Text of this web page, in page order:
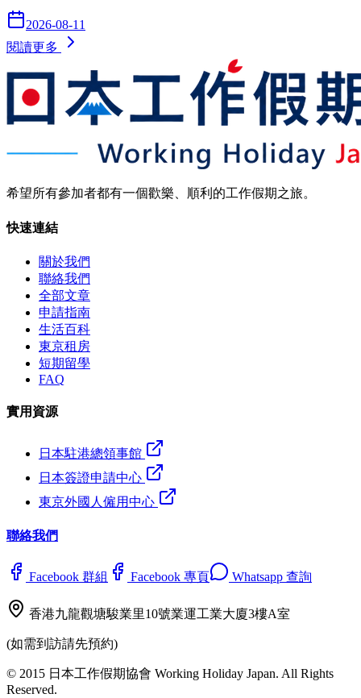
2026-08-11
閱讀更多
希望所有參加者都有一個歡樂、順利的工作假期之旅。
快速連結
關於我們
聯絡我們
全部文章
申請指南
生活百科
東京租房
短期留學
FAQ
實用資源
日本駐港總領事館
日本簽證申請中心
東京外國人僱用中心
聯絡我們
Facebook 群組 Facebook 專頁 Whatsapp 查詢
香港九龍觀塘駿業里10號業運工業大廈3樓A室
(如需到訪請先預約)
© 2015 日本工作假期協會 Working Holiday Japan. All Rights
Reserved.